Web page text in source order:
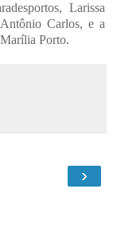
Larissa
Carlos, e a
Porto.
›